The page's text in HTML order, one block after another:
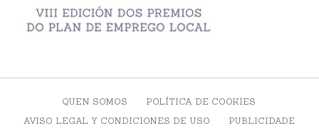
QUEN SOMOS
POLÍTICA DE COOKIES
AVISO LEGAL Y CONDICIONES DE USO
PUBLICIDADE